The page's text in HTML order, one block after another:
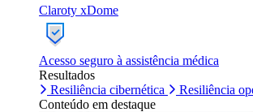
Claroty xDome
Acesso seguro à assistência médica
Resultados
Resiliência cibernética
Resiliência
Conteúdo em destaque